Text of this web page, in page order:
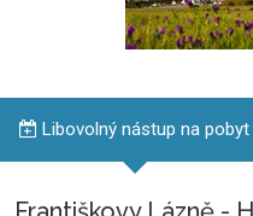
Libovolný nástup na pobyt